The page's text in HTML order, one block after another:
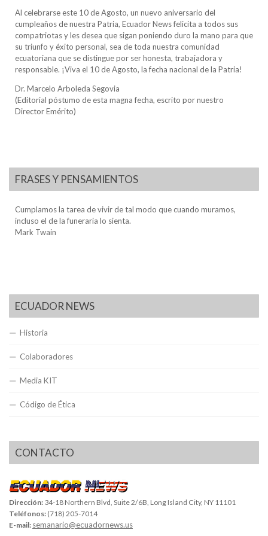
Al celebrarse este 10 de Agosto, un nuevo aniversario del
cumpleaños de nuestra Patria, Ecuador News felicita a todos sus
compatriotas y les desea que sigan poniendo duro la mano para que
su triunfo y éxito personal, sea de toda nuestra comunidad
ecuatoriana que se distingue por ser honesta, trabajadora y
responsable. ¡Viva el 10 de Agosto, la fecha nacional de la Patria!
Dr. Marcelo Arboleda Segovia
(Editorial póstumo de esta magna fecha, escrito por nuestro
Director Emérito)
FRASES Y PENSAMIENTOS
Cumplamos la tarea de vivir de tal modo que cuando muramos,
incluso el de la funeraria lo sienta.
Mark Twain
ECUADOR NEWS
Historia
Colaboradores
Media KIT
Código de Ética
CONTACTO
Dirección: 34-18 Northern Blvd, Suite 2/6B, Long Island City, NY 11101
Teléfonos: (718) 205-7014
E-mail: semanario@ecuadornews.us